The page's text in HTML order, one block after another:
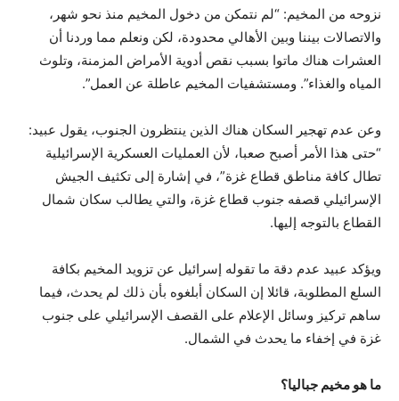
نزوحه من المخيم: “لم نتمكن من دخول المخيم منذ نحو شهر،
والاتصالات بيننا وبين الأهالي محدودة، لكن ونعلم مما وردنا أن
العشرات هناك ماتوا بسبب نقص أدوية الأمراض المزمنة، وتلوث
المياه والغذاء”. ومستشفيات المخيم عاطلة عن العمل”.
وعن عدم تهجير السكان هناك الذين ينتظرون الجنوب، يقول عبيد:
“حتى هذا الأمر أصبح صعبا، لأن العمليات العسكرية الإسرائيلية
تطال كافة مناطق قطاع غزة”، في إشارة إلى تكثيف الجيش
الإسرائيلي قصفه جنوب قطاع غزة، والتي يطالب سكان شمال
القطاع بالتوجه إليها.
ويؤكد عبيد عدم دقة ما تقوله إسرائيل عن تزويد المخيم بكافة
السلع المطلوبة، قائلا إن السكان أبلغوه بأن ذلك لم يحدث، فيما
ساهم تركيز وسائل الإعلام على القصف الإسرائيلي على جنوب
غزة في إخفاء ما يحدث في الشمال.
ما هو مخيم جباليا؟